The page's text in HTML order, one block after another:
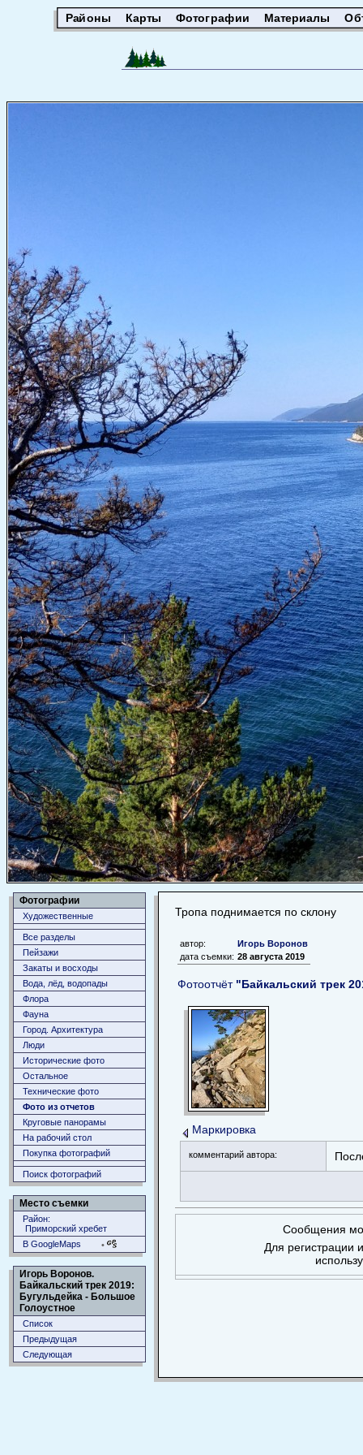
Районы Карты Фотографии Материалы
Фотографии
Художественные
Все разделы
Пейзажи
Закаты и восходы
Вода, лёд, водопады
Флора
Фауна
Город. Архитектура
Люди
Исторические фото
Остальное
Технические фото
Фото из отчетов
Круговые панорамы
На рабочий стол
Покупка фотографий
Поиск фотографий
Место съемки
Район:
Приморский хребет
В GoogleMaps
•
Игорь Воронов.
Байкальский трек 2019:
Бугульдейка - Большое
Голоустное
Список
Предыдущая
Следующая
Тропа поднимается по склону
автор:
Игорь Воронов
дата съемки: 28 августа 2019
Фотоотчёт "Байкальский трек
Маркировка
комментарий автора:
Сообщения
Для регистрации